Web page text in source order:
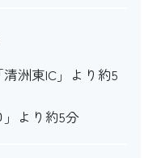
洲東IC」より約5
より約5分